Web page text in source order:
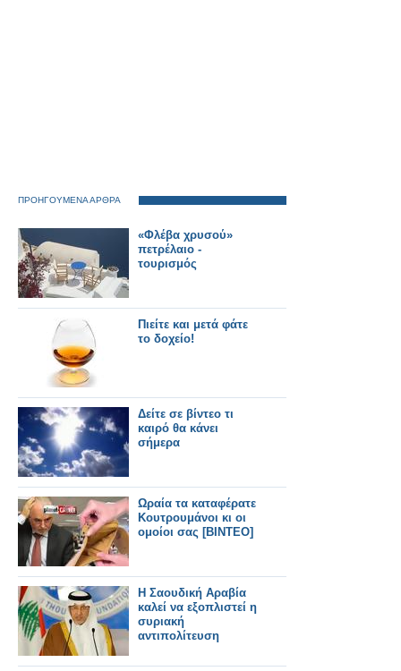
ΠΡΟΗΓΟΥΜΕΝΑ ΑΡΘΡΑ
«Φλέβα χρυσού»
πετρέλαιο -
τουρισμός
Πιείτε και μετά φάτε
το δοχείο!
Δείτε σε βίντεο τι
καιρό θα κάνει
σήμερα
Ωραία τα καταφέρατε
Κουτρουμάνοι κι οι
ομοίοι σας [ΒΙΝΤΕΟ]
Η Σαουδική Αραβία
καλεί να εξοπλιστεί η
συριακή
αντιπολίτευση